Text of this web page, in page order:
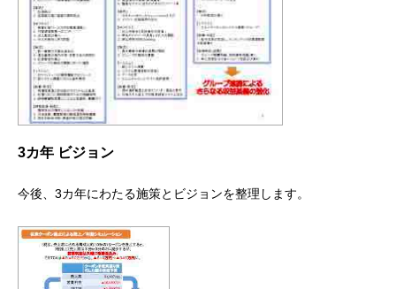
3カ年 ビジョン
今後、3カ年にわたる施策とビジョンを整理します。